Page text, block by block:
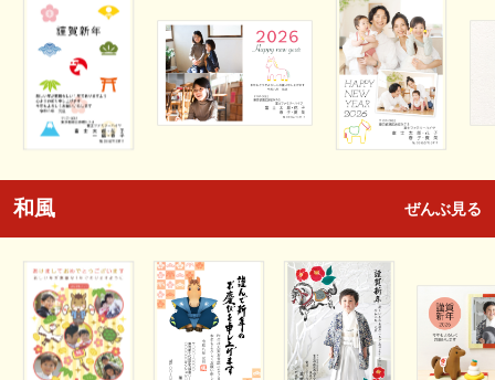
和風 ぜんぶ見る